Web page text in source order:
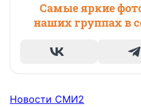
Самые яркие
наших группах в
Новости СМИ2